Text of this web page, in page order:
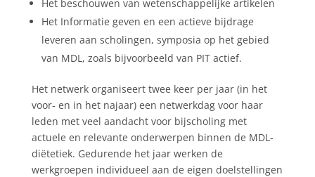
Het beschouwen van wetenschappelijke artikelen
Het Informatie geven en een actieve bijdrage
leveren aan scholingen, symposia op het gebied
van MDL, zoals bijvoorbeeld van PIT actief.
Het netwerk organiseert twee keer per jaar (in het
voor- en in het najaar) een netwerkdag voor haar
leden met veel aandacht voor bijscholing met
actuele en relevante onderwerpen binnen de MDL-
diëtetiek. Gedurende het jaar werken de
werkgroepen individueel aan de eigen doelstellingen